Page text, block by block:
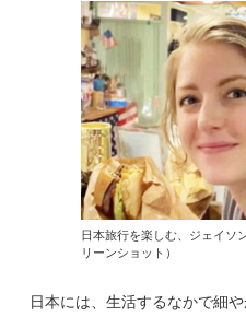
日本旅行を楽しむ、ジェイソ
リーンショット）
日本には、生活するなかで細や